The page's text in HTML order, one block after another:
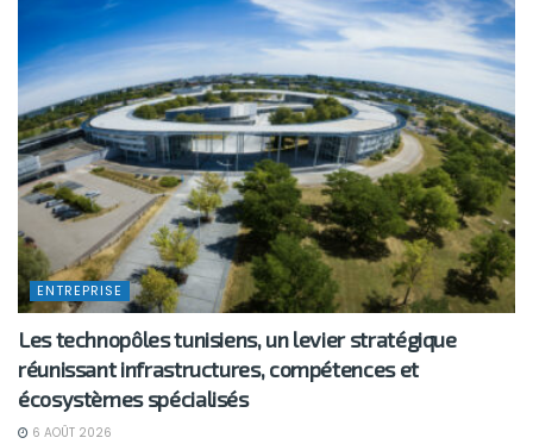
ENTREPRISE
Les technopôles tunisiens, un levier stratégique
réunissant infrastructures, compétences et
écosystèmes spécialisés
6 AOÛT 2026